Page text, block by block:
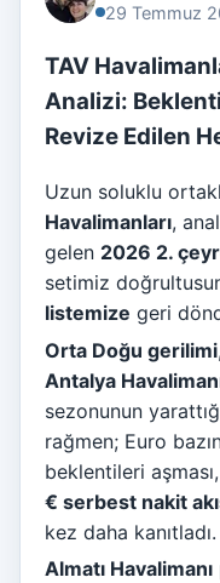
29 Temmuz
TAV
Analizi:
Revize Edilen
Uzun soluklu
Havalimanları,
gelen 2026 2.
setimiz
listemize geri
Orta Doğu gerilimi
Antalya
sezonunun
rağmen; Euro
beklentileri
€ serbest nakit
kez daha kanıtladı.
Almatı Havalimanı